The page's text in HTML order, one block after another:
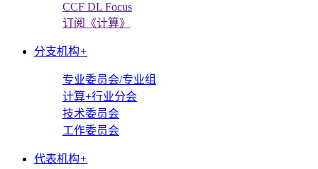
CCF DL Focus
订阅《计算》
分支机构+
专业委员会/专业组
计算+行业分会
技术委员会
工作委员会
代表机构+